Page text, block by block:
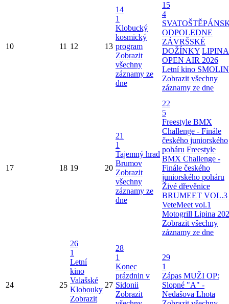
10 11 12 13
14
1
Klobucký
kosmický
program
Zobrazit
všechny
záznamy ze
dne
15
4
ODPOLEDNE
ZÁVRŠSKÉ
DOŽÍNKY LIPINA
OPEN AIR 2026
Letní kino
Zobrazit všechny
záznamy ze dne
17 18 19 20
21
1
Tajemný hrad
Brumov
Zobrazit
všechny
záznamy ze
dne
22
5
Freestyle BMX
Challenge - Finále
českého juniorského
poháru Freestyle
BMX Challenge -
Finále českého
juniorského poháru
Živé dřevěnice
BRUMEET VOL.3
VeteMeet vol.1
Motogrill Lipina
Zobrazit všechny
záznamy ze dne
24 25
26
1
Letní
kino
Valašské
Klobouky
Zobrazit
27
28
1
Konec
prázdnin v
Sidonii
Zobrazit
29
1
Zápas MUŽI OP:
Slopné "A" -
Nedašova Lhota